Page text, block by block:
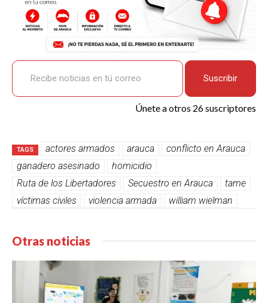
Recibe noticias en tú correo
Suscribir
Únete a otros 26 suscriptores
TAGS actores armados arauca
conflicto en Arauca
ganadero asesinado
homicidio
Ruta de los Libertadores
Secuestro en Arauca
tame
víctimas civiles
violencia armada william wielman
Otras noticias